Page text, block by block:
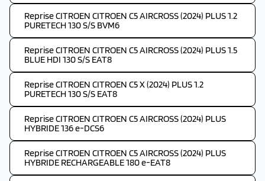
Reprise CITROEN CITROEN C5 AIRCROSS (2024) PLUS 1.2
PURETECH 130 S/S BVM6
Reprise CITROEN CITROEN C5 AIRCROSS (2024) PLUS 1.5
BLUE HDI 130 S/S EAT8
Reprise CITROEN CITROEN C5 X (2024) PLUS 1.2
PURETECH 130 S/S EAT8
Reprise CITROEN CITROEN C5 AIRCROSS (2024) PLUS
HYBRIDE 136 e-DCS6
Reprise CITROEN CITROEN C5 AIRCROSS (2024) PLUS
HYBRIDE RECHARGEABLE 180 e-EAT8